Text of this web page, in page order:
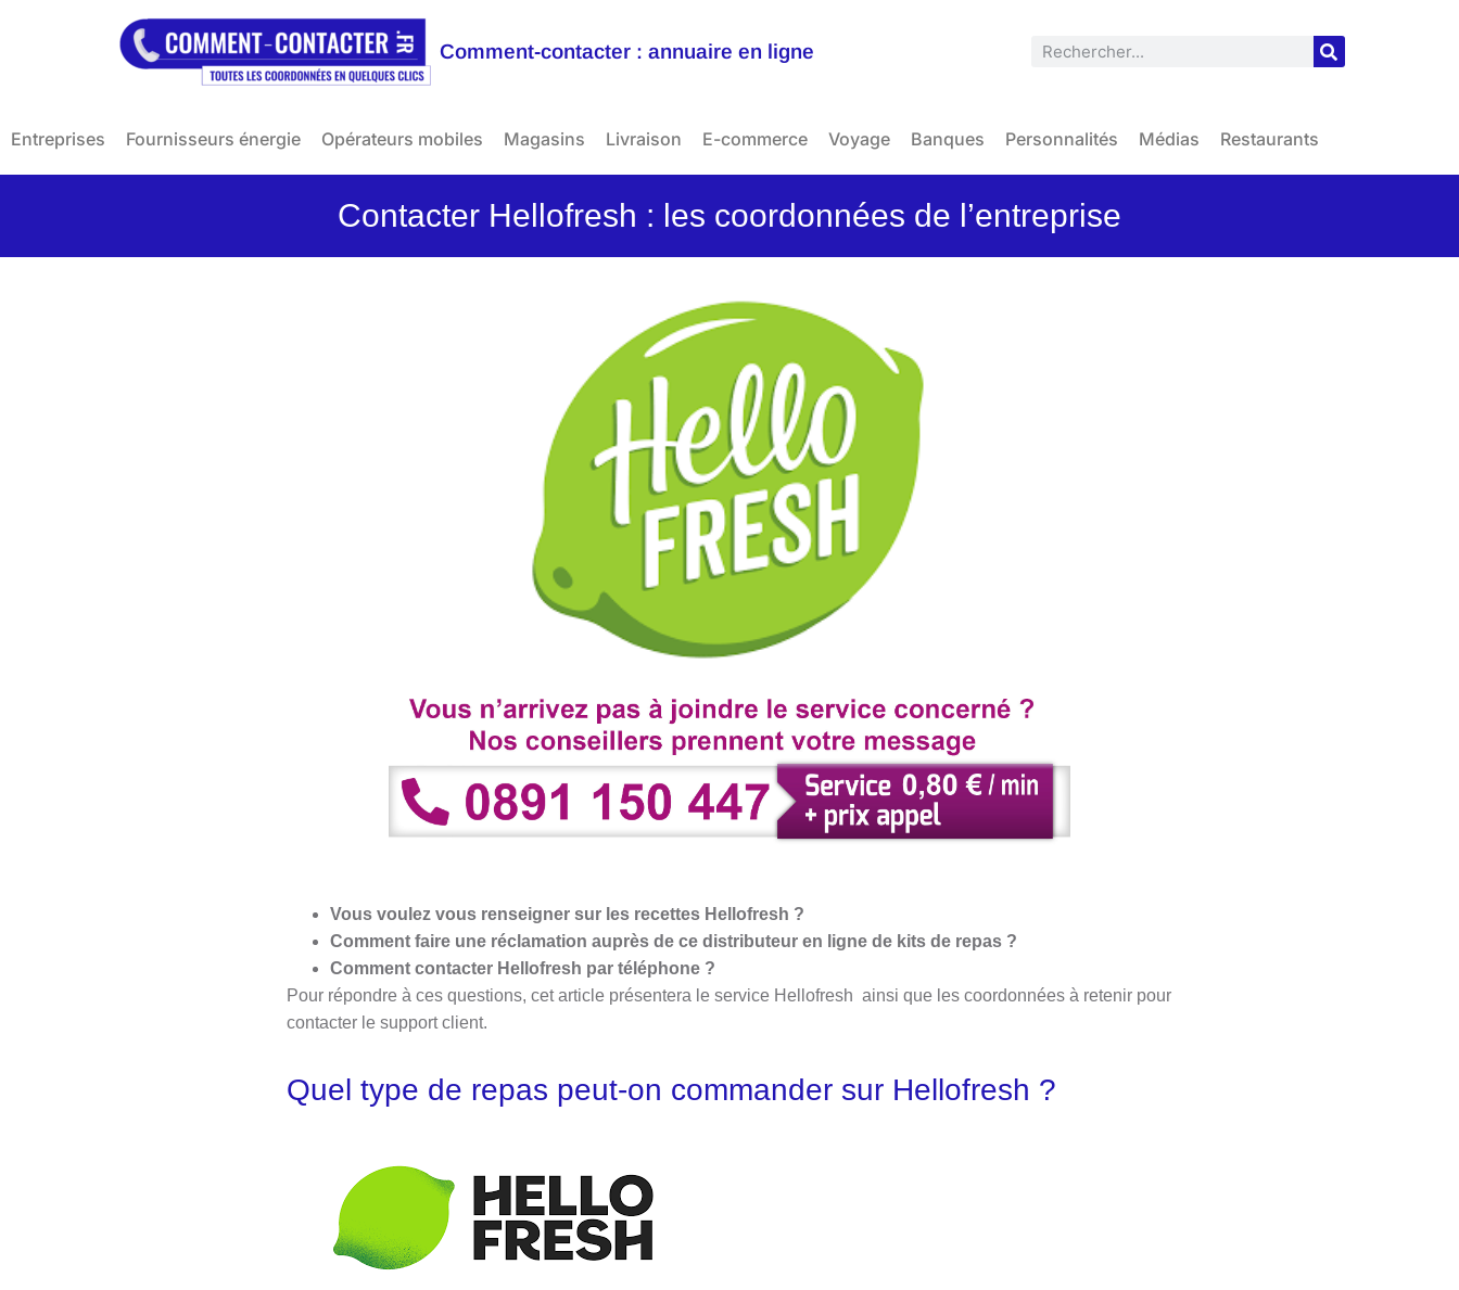
Comment-contacter : annuaire en ligne
Entreprises Fournisseurs énergie Opérateurs mobiles Magasins Livraison E-commerce Voyage Banques Personnalités Médias Restaurants
Contacter Hellofresh : les coordonnées de l’entreprise
Vous voulez vous renseigner sur les recettes Hellofresh ?
Comment faire une réclamation auprès de ce distributeur en ligne de kits de repas ?
Comment contacter Hellofresh par téléphone ?
Pour répondre à ces questions, cet article présentera le service Hellofresh ainsi que les coordonnées à retenir pour
contacter le support client.
Quel type de repas peut-on commander sur Hellofresh ?